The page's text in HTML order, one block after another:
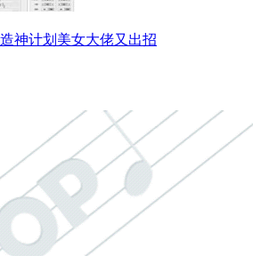
神计划美女大佬又出招